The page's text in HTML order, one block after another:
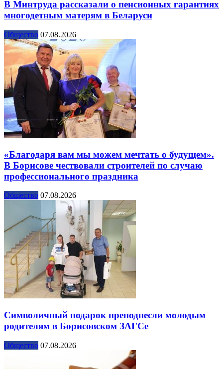
В Минтруда рассказали о пенсионных гарантиях
многодетным матерям в Беларуси
Общество 07.08.2026
«Благодаря вам мы можем мечтать о будущем».
В Борисове чествовали строителей по случаю
профессионального праздника
Общество 07.08.2026
Символичный подарок преподнесли молодым
родителям в Борисовском ЗАГСе
Общество 07.08.2026